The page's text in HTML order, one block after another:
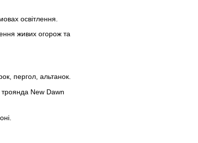
освітлення.
живих огорож та
пергол, альтанок.
троянда New Dawn